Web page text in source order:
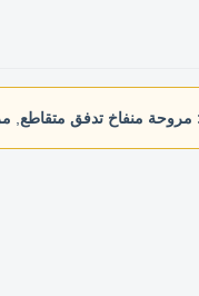
مروحة منفاخ تدفق متقاطع